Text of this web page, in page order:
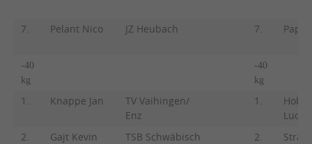
7. Pelant Nico JZ Heubach 7.
-40
kg
-40
kg
1. Knappe Jan
TV Vaihingen/
Enz
1.
Lucy
2.
Gajt Kevin
TSB Schwäbisch
2.